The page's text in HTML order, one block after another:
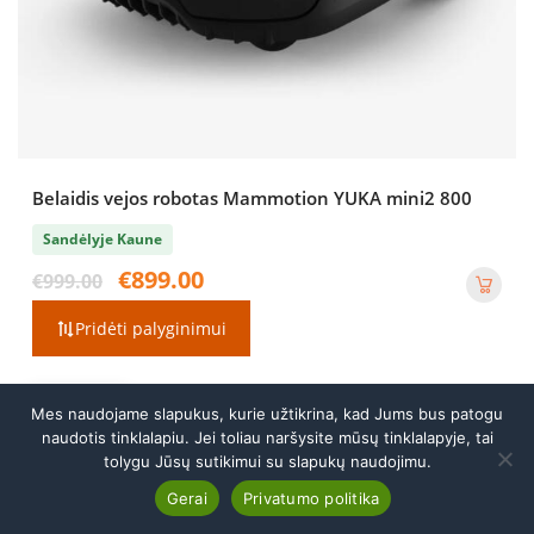
Belaidis vejos robotas Mammotion YUKA mini2 800
Sandėlyje Kaune
€999.00
Original
price
was:
€999.00.
€899.00
€899.00.
Pridėti palyginimui
Skambinti
Atsisakyti sutarties
Benzininis pjūklas STIHL MS 261 C-M
Mes naudojame slapukus, kurie užtikrina, kad Jums bus patogu
naudotis tinklalapiu. Jei toliau naršysite mūsų tinklalapyje, tai
tolygu Jūsų sutikimui su slapukų naudojimu.
Gerai
Privatumo politika